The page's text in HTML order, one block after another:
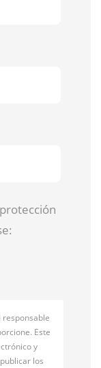
responsable
Este
y
los